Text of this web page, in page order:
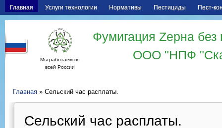
Главная Услуги технологии Нормативы Пестициды Пест-
Мы работаем по
всей России
Фумигация Zерна
ООО "НПФ
Главная » Сельский час расплаты.
Сельский час расплаты.